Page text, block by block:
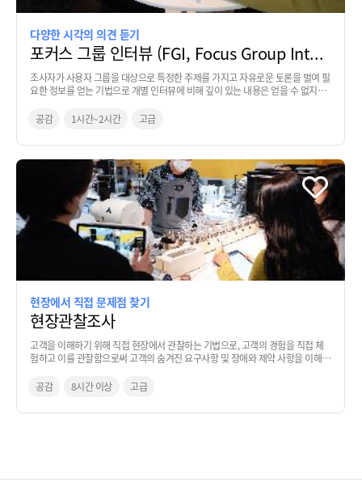
다양한 시각의 의견 듣기
포커스 그룹 인터뷰 (FGI, Focus Group Interview)
조사자가 사용자 그룹을 대상으로 특정한 주제를 가지고 자유로운 토론을 벌여 필
요한 정보를 얻는 기법으로 개별 인터뷰에 비해 깊이 있는 내용은 얻을 수 없지만
공감
1시간~2시간 고급
현장에서 직접 문제점 찾기
현장관찰조사
고객을 이해하기 위해 직접 현장에서 관찰하는 기법으로, 고객의 경험을 직접 체
험하고 이를 관찰함으로써 고객의 숨겨진 요구사항 및 장애와 제약 사항을 이해하
공감
8시간 이상 고급